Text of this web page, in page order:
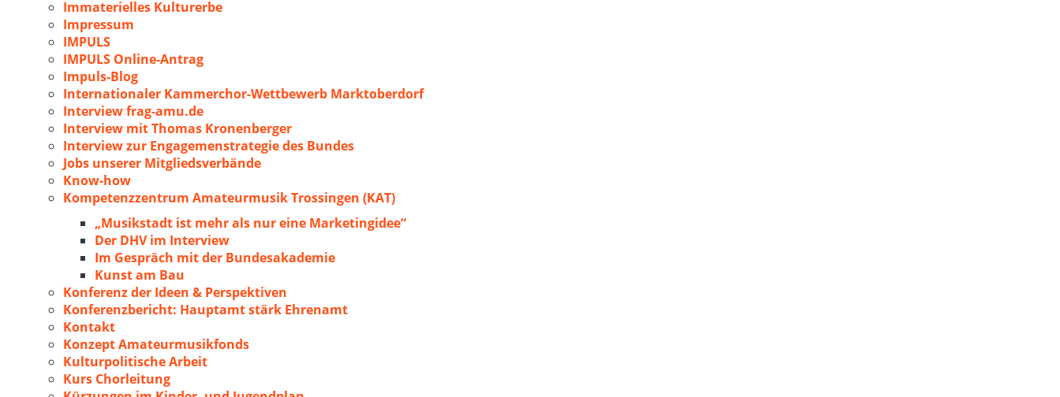
Immaterielles Kulturerbe
Impressum
IMPULS
IMPULS Online-Antrag
Impuls-Blog
Internationaler Kammerchor-Wettbewerb Marktoberdorf
Interview frag-amu.de
Interview mit Thomas Kronenberger
Interview zur Engagemenstrategie des Bundes
Jobs unserer Mitgliedsverbände
Know-how
Kompetenzzentrum Amateurmusik Trossingen (KAT)
„Musikstadt ist mehr als nur eine Marketingidee“
Der DHV im Interview
Im Gespräch mit der Bundesakademie
Kunst am Bau
Konferenz der Ideen & Perspektiven
Konferenzbericht: Hauptamt stärk Ehrenamt
Kontakt
Konzept Amateurmusikfonds
Kulturpolitische Arbeit
Kurs Chorleitung